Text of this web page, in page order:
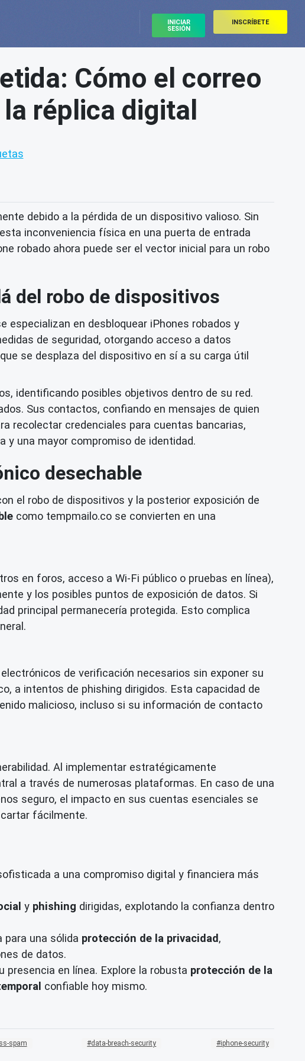
INICIAR
SESIÓN
INSCRÍBETE
Cómo el correo
réplica digital
debido a la pérdida de un dispositivo valioso. Sin
inconveniencia física en una puerta de entrada
robado ahora puede ser el vector inicial para un robo
del robo de dispositivos
en desbloquear iPhones robados y
de seguridad, otorgando acceso a datos
se desplaza del dispositivo en sí a su carga útil
identificando posibles objetivos dentro de su red.
Sus contactos, confiando en mensajes de quien
recolectar credenciales para cuentas bancarias,
y una mayor compromiso de identidad.
desechable
el robo de dispositivos y la posterior exposición de
como tempmailo.co se convierten en una
en foros, acceso a Wi-Fi público o pruebas en línea),
y los posibles puntos de exposición de datos. Si
principal permanecería protegida. Esto complica
de verificación necesarios sin exponer su
a intentos de phishing dirigidos. Esta capacidad de
malicioso, incluso si su información de contacto
Al implementar estratégicamente
a través de numerosas plataformas. En caso de una
seguro, el impacto en sus cuentas esenciales se
fácilmente.
a una compromiso digital y financiera más
y phishing dirigidas, explotando la confianza dentro
una sólida protección de la privacidad ,
de datos.
en línea. Explore la robusta protección de la
confiable hoy mismo.
spam data-breach-security iphone-security